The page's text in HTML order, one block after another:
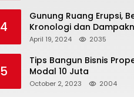
4
Gunung Ruang Erupsi,
Kronologi dan
April 19, 2024 2035
5
Tips Bangun Bisnis
Modal 10 Juta
October 2, 2023 2004